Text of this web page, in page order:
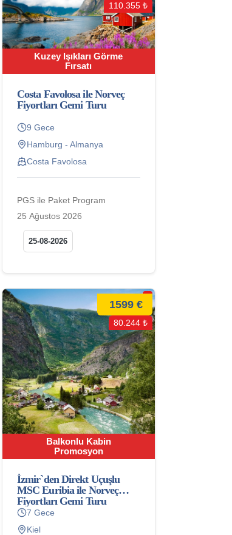
Kuzey Işıkları Görme
Fırsatı
110.355 ₺
Costa Favolosa ile Norveç
Fiyortları Gemi Turu
9 Gece
Hamburg - Almanya
Costa Favolosa
PGS ile Paket Program
25 Ağustos 2026
25-08-2026
Balkonlu Kabin
Promosyon
1599 €
80.244 ₺
İzmir`den Direkt Uçuşlu
MSC Euribia ile Norveç
Fiyortları Gemi Turu
7 Gece
Kiel